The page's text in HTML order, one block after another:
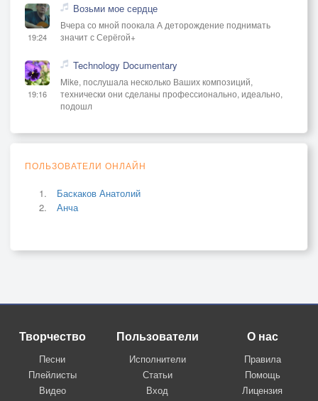
19:24
Возьми мое сердце
Вчера со мной поокала А деторождение поднимать
значит с Серёгой+
19:16
Technology Documentary
Mike, послушала несколько Ваших композиций,
технически они сделаны профессионально, идеально,
подошл
ПОЛЬЗОВАТЕЛИ ОНЛАЙН
Баскаков Анатолий
Анча
Творчество
Песни
Плейлисты
Видео
Пользователи
Исполнители
Статьи
Вход
О нас
Правила
Помощь
Лицензия